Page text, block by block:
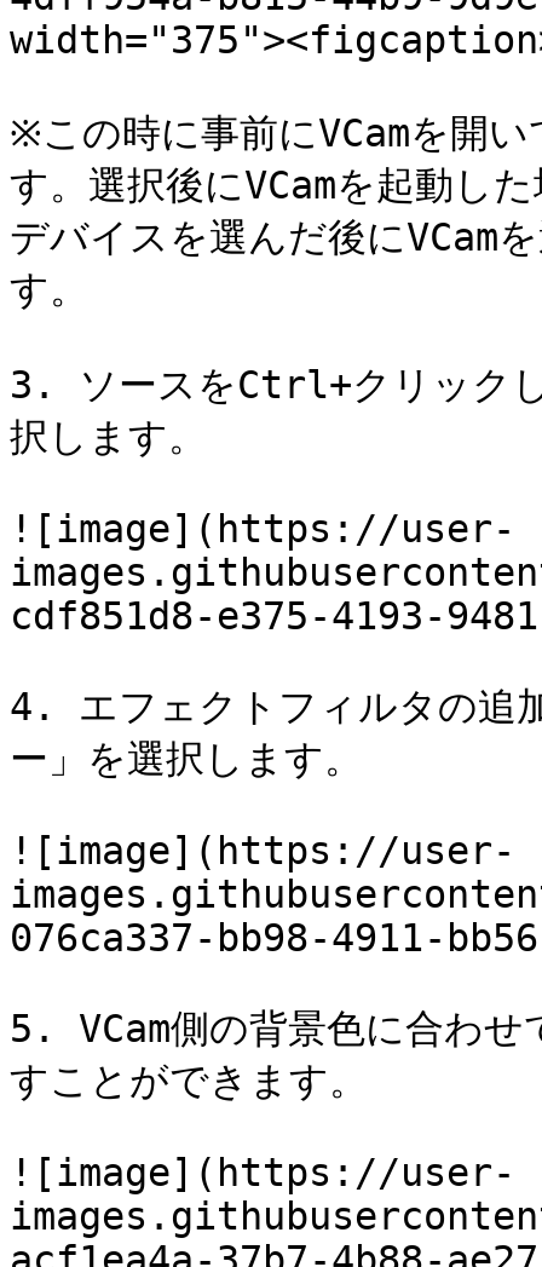
※この時に事前にVCamを開
す。選択後にVCamを起動し
デバイスを選んだ後にVCam
す。
3. ソースをCtrl+クリックし
択します。
![image](https://user-
cdf851d8-e375-4193-
4. エフェクトフィルタの追
ー」を選択します。
![image](https://user-
076ca337-bb98-4911-
5. VCam側の背景色に合わせ
すことができます。
![image](https://user-